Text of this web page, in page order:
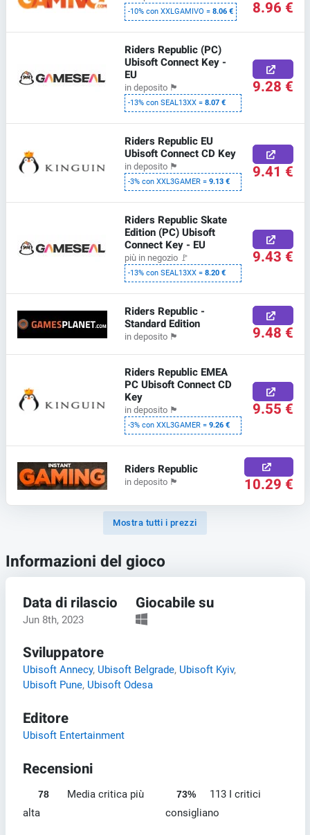
-10% con XXLGAMIVO =8.06 € 8.96 €
Riders Republic (PC)
Ubisoft Connect Key -
EU
in deposito 🏴
-13% con SEAL13XX =8.07 €
9.28 €
Riders Republic EU
Ubisoft Connect CD Key
in deposito 🏴
-3% con XXL3GAMER =9.13 € 9.41 €
Riders Republic Skate
Edition (PC) Ubisoft
Connect Key - EU
più in negozio 🚩
-13% con SEAL13XX =8.20 €
9.43 €
Riders Republic -
Standard Edition
in deposito 🏴 9.48 €
Riders Republic EMEA
PC Ubisoft Connect CD
Key
in deposito 🏴
-3% con XXL3GAMER =9.26 €
9.55 €
Riders Republic
in deposito 🏴 10.29 €
Mostra tutti i prezzi
Informazioni del gioco
Data di rilascio
Jun 8th, 2023
Giocabile su
Sviluppatore
Ubisoft Annecy, Ubisoft Belgrade, Ubisoft Kyiv,
Ubisoft Pune, Ubisoft Odesa
Editore
Ubisoft Entertainment
Recensioni
78
Media critica più
alta
73%
113 I critici
consigliano